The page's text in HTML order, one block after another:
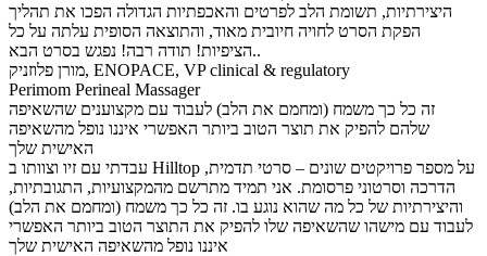
היצירתיות, תשומת הלב לפרטים והאכפתיות הגדולה הפכו את תהליך
הפקת הסרט לחויה חיובית מאוד, והתוצאה הסופית עלתה על כל
הציפיות! תודה רבה! נפגש בסרט הבא..
מורן פלוזניק, ENOPACE, VP clinical & regulatory
Perimom Perineal Massager
זה כל כך משמח (ומחמם את הלב) לעבוד עם מקצוענים שהשאיפה
שלהם להפיק את תוצר הטוב ביותר האפשרי איננו נופל מהשאיפה
האישית שלך
עבדתי עם זיו וצוותו ב Hilltop על מספר פרויקטים שונים – סרטי תדמית,
הדרכה וסרטוני פרסומת. אני תמיד מתרשם מהמקצועיות, התגובתיות,
והיצירתיות של כל מה שהוא נוגע בו. זה כל כך משמח (ומחמם את הלב)
לעבוד עם מישהו שהשאיפה שלו להפיק את התוצר הטוב ביותר האפשרי
איננו נופל מהשאיפה האישית שלך